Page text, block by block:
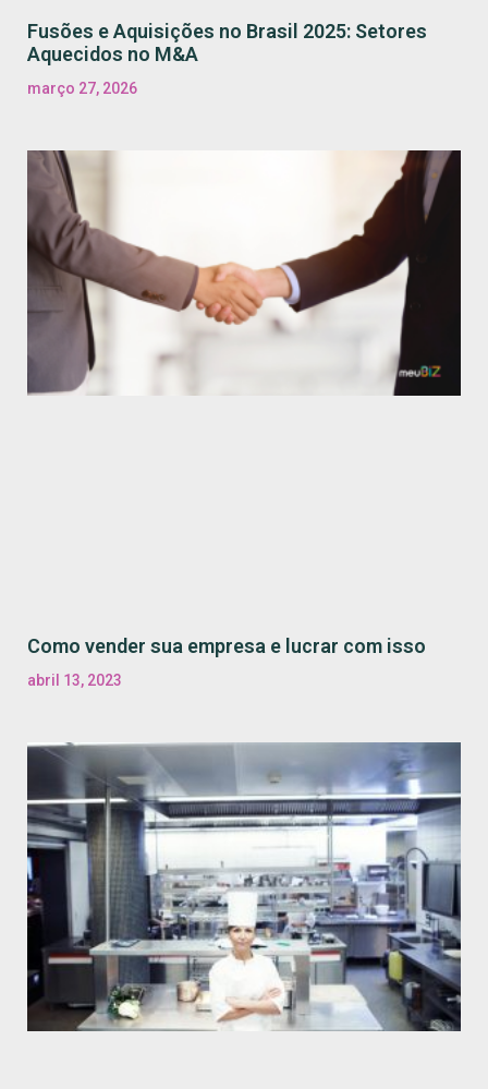
Fusões e Aquisições no Brasil 2025: Setores
Aquecidos no M&A
março 27, 2026
Como vender sua empresa e lucrar com isso
abril 13, 2023